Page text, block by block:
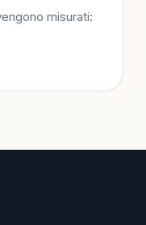
misurati: